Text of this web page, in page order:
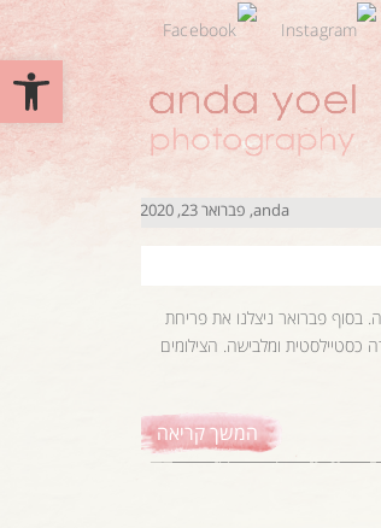
פתח
anda פברואר 23, 2020
בסוף פברואר ניצלנו את פריחת
כסטיילסטית ומלבישה. הצילומים
המשך קריאה